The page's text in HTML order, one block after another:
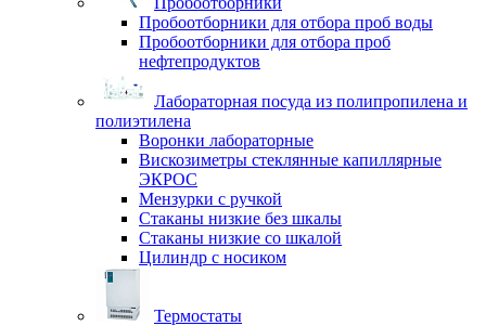
Пробоотборники для отбора проб воды
Пробоотборники для отбора проб
нефтепродуктов
Лабораторная посуда из полипропилена и
полиэтилена
Воронки лабораторные
Вискозиметры стеклянные капиллярные
ЭКРОС
Мензурки с ручкой
Стаканы низкие без шкалы
Стаканы низкие со шкалой
Цилиндр с носиком
Термостаты